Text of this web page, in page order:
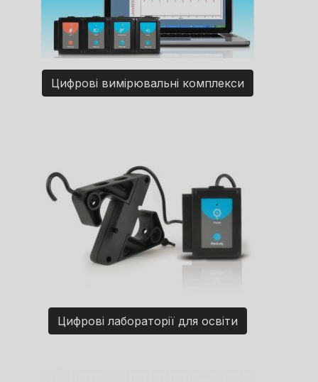
Цифрові вимірювальні комплекси
Цифрові лабораторії для освіти